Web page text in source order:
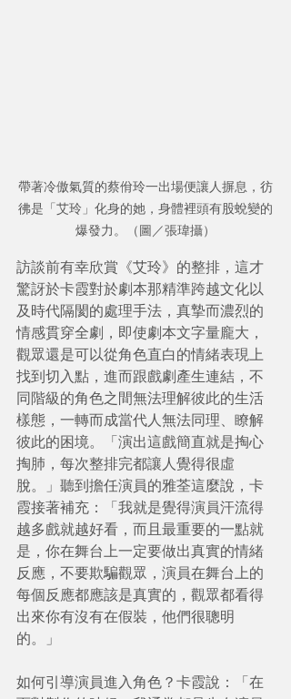
帶著冷傲氣質的蔡佾玲一出場便讓人摒息，彷
彿是「艾玲」化身的她，身體裡頭有股蛻變的
爆發力。（圖／張瑋攝）
​訪談前有幸欣賞《艾玲》的整排，這才
驚訝於卡霞對於劇本那精準跨越文化以
及時代隔閡的處理手法，真摯而濃烈的
情感貫穿全劇，即使劇本文字量龐大，
觀眾還是可以從角色直白的情緒表現上
找到切入點，進而跟戲劇產生連結，不
同階級的角色之間無法理解彼此的生活
樣態，一轉而成當代人無法同理、瞭解
彼此的困境。「演出這戲簡直就是掏心
掏肺，每次整排完都讓人覺得很虛
脫。」聽到擔任演員的雅荃這麼說，卡
霞接著補充：「我就是覺得演員汗流得
越多戲就越好看，而且最重要的一點就
是，你在舞台上一定要做出真實的情緒
反應，不要欺騙觀眾，演員在舞台上的
每個反應都應該是真實的，觀眾都看得
出來你有沒有在假裝，他們很聰明
的。」
如何引導演員進入角色？卡霞說：「在